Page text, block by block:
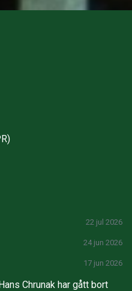
22 jul 2026
24 jun 2026
17 jun 2026
Chrunak har gått bort